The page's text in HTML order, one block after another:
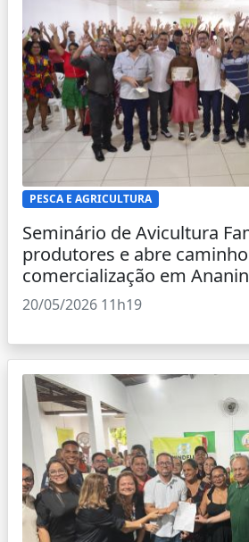
PESCA E AGRICULTURA
Seminário de Avicultura
produtores e abre
comercialização em
20/05/2026 11h19